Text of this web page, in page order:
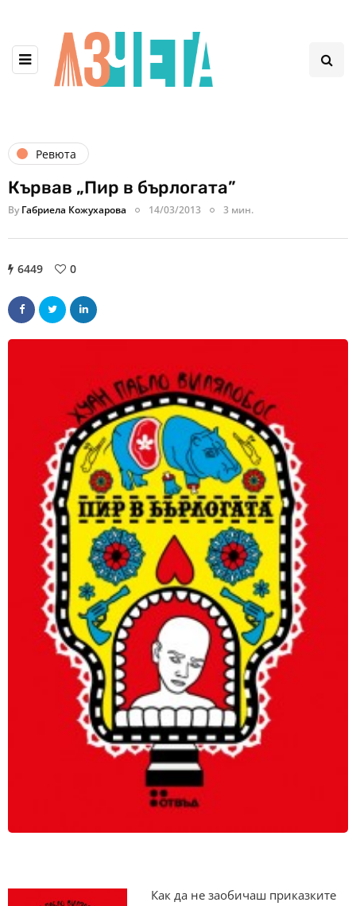
Ревюта
Кървав „Пир в бърлогата”
By Габриела Кожухарова 14/03/2013 3 мин.
6449 0
Как да не заобичаш приказките